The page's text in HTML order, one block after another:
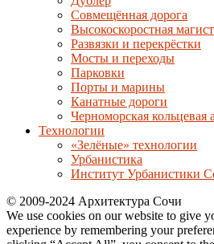
Совмещённая дорога
Высокоскоростная
Развязки и перекрёстки
Мосты и переходы
Парковки
Порты и марины
Канатные дороги
Черноморская кольцевая
Технологии
«Зелёные» технологии
Урбанистика
Институт Урбанистики
© 2009-2024 Архитектура Сочи
We use cookies on our website to give
experience by remembering your